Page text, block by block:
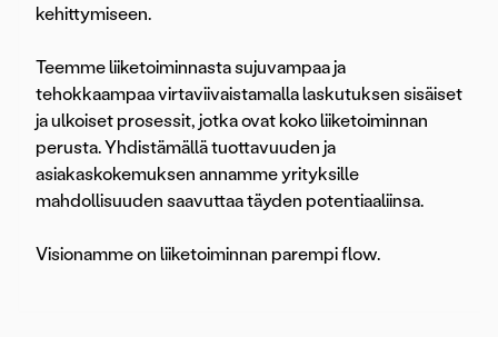
kehittymiseen.
Teemme liiketoiminnasta sujuvampaa ja
tehokkaampaa virtaviivaistamalla laskutuksen sisäiset
ja ulkoiset prosessit, jotka ovat koko liiketoiminnan
perusta. Yhdistämällä tuottavuuden ja
asiakaskokemuksen annamme yrityksille
mahdollisuuden saavuttaa täyden potentiaaliinsa.
Visionamme on liiketoiminnan parempi flow.